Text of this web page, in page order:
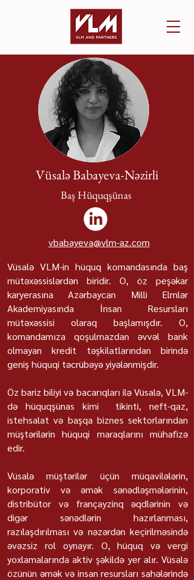
Vüsalə Babayeva-Nəzirli
Baş Hüquqşünas
vbabayeva@vlm-az.com
Vüsalə VLM-in hüquq komandasında baş
mütəxəssislərdən biridir. O, öz peşəkar
karyerasına Azərbaycan Milli Elmlər
Akademiyasında İnsan Resursları
mütəxəssisi olaraq başlamışdır. O,
komandamıza qoşulmazdan əvvəl bank
olmayan kredit təşkilatlarından birində
geniş hüquqi təcrübəyə yiyələnmişdir.
Öz bariz biliyi və bacarıqları ilə Vüsalə, VLM-
də hüquqşünas kimi tikinti, neft-qaz,
istehsalat və başqa biznes sektorlarından
müştərilərin hüquqi maraqlarını mühafizə
edir.
Vüsalə müştərilər üçün müqavilələrin,
korporativ və əmək sənədləşmələrinin,
distribütor və françayzinq əqdlərinin və
digər sənədlərin hazırlanması,
razılaşdırılması və nəzərdən keçirilməsində
əvəzsiz rol oynayır. O, hüquq və vergi
yoxlamalarında aktiv şəkildə yer alır. Vüsalə
özünün əmək və insan resursları sahələrində